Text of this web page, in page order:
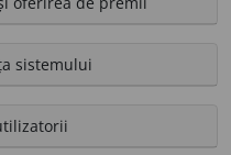
sistemului